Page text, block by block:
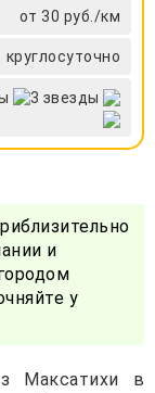
от 30 руб./км
круглосуточно
и
у
Максатихи в